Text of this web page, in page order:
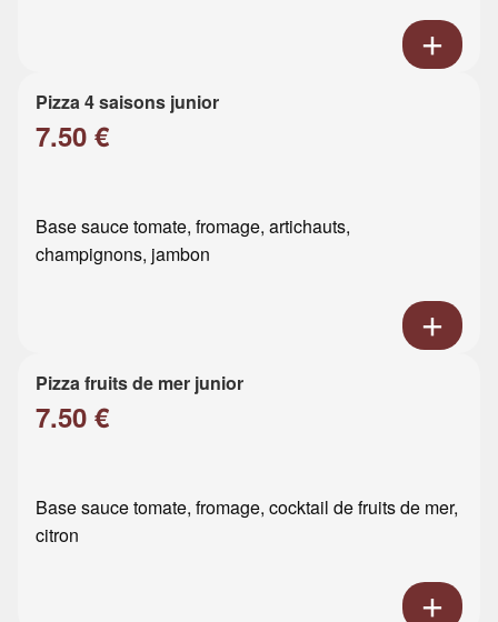
Pizza 4 saisons junior
7.50 €
Base sauce tomate, fromage, artichauts,
champignons, jambon
Pizza fruits de mer junior
7.50 €
Base sauce tomate, fromage, cocktail de fruits de mer,
citron